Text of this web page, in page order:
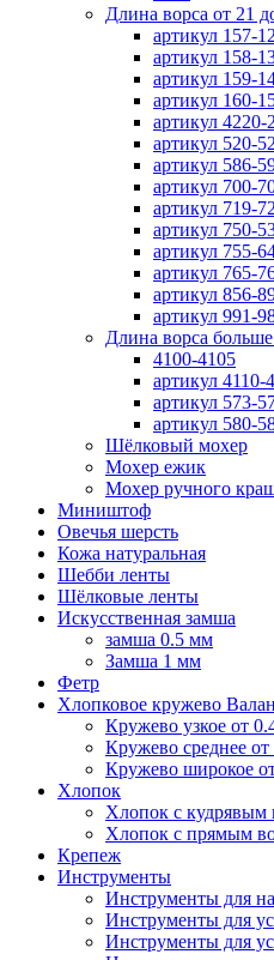
Длина ворса от 21
артикул 157-
артикул 158-
артикул 159-
артикул 160-
артикул 4220-
артикул 520-
артикул 586-
артикул 700-
артикул 719-
артикул 750-
артикул 755-
артикул 765-
артикул 856-
артикул 991-
Длина ворса
4100-4105
артикул 4110-
артикул 573-
артикул 580-
Шёлковый мохер
Мохер ежик
Мохер ручного
Миништоф
Овечья шерсть
Кожа натуральная
Шебби ленты
Шёлковые ленты
Искусственная замша
замша 0.5 мм
Замша 1 мм
Фетр
Хлопковое кружево
Кружево узкое от
Кружево среднее
Кружево широкое
Хлопок
Хлопок с кудрявым
Хлопок с прямым
Крепеж
Инструменты
Инструменты для
Инструменты для
Инструменты для